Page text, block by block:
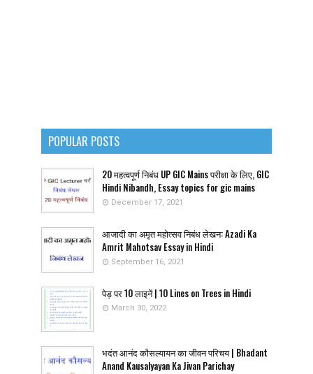
POPULAR POSTS
20 महत्वपूर्ण निबंध UP GIC Mains परीक्षा के लिए, GIC
Hindi Nibandh, Essay topics for gic mains
December 17, 2021
आजादी का अमृत महोत्सव निबंध लेखन: Azadi Ka
Amrit Mahotsav Essay in Hindi
September 16, 2021
पेड़ पर 10 लाइनें | 10 Lines on Trees in Hindi
March 30, 2022
भदंत आनंद कौसल्यायन का जीवन परिचय | Bhadant
Anand Kausalyayan Ka Jivan Parichay